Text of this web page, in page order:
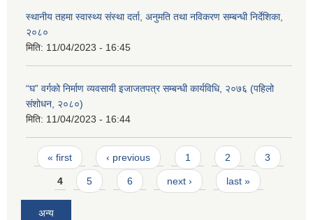
स्थानीय तहमा स्वास्थ्य संस्था दर्ता, अनुमति तथा नविकरण सम्बन्धी निर्देशिका,
२०८०
मिति: 11/04/2023 - 16:45
“घ” वर्गको निर्माण व्यवसायी इजाजतपत्र सम्बन्धी कार्यविधि, २०७६ (पहिलो
संशोधन, २०८०)
मिति: 11/04/2023 - 16:44
Pages
« first ‹ previous 1 2 3
4 5 6 next › last »
अन्य